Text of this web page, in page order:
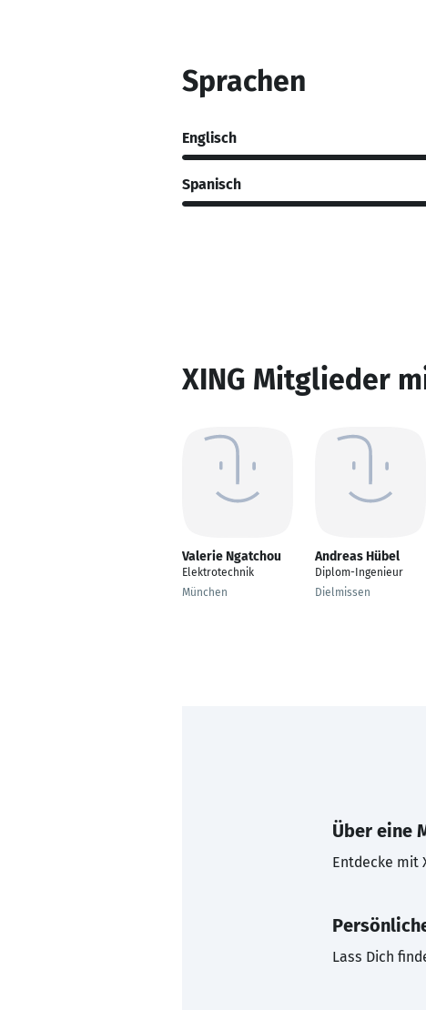
Sprachen
Englisch
Spanisch
XING Mitglieder
Valerie Ngatchou
Elektrotechnik
München
Andreas Hübel
Diplom-Ingenieur
Dielmissen
Über eine
Entdecke mit
Lass Dich